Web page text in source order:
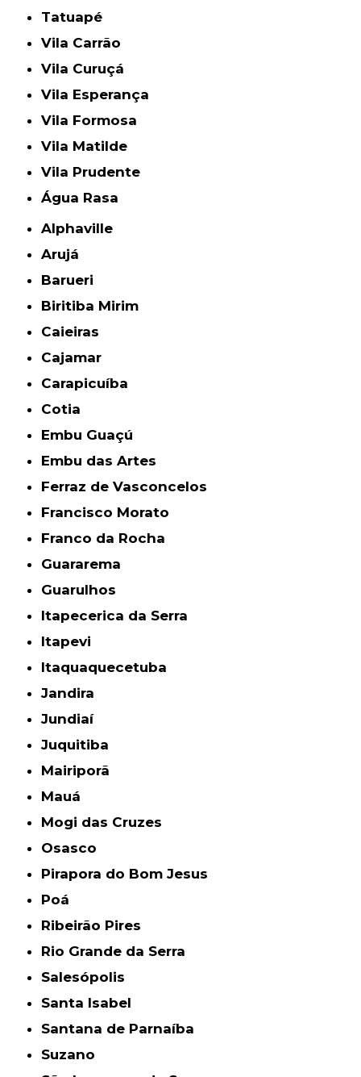
Tatuapé
Vila Carrão
Vila Curuçá
Vila Esperança
Vila Formosa
Vila Matilde
Vila Prudente
Água Rasa
Alphaville
Arujá
Barueri
Biritiba Mirim
Caieiras
Cajamar
Carapicuíba
Cotia
Embu Guaçú
Embu das Artes
Ferraz de Vasconcelos
Francisco Morato
Franco da Rocha
Guararema
Guarulhos
Itapecerica da Serra
Itapevi
Itaquaquecetuba
Jandira
Jundiaí
Juquitiba
Mairiporã
Mauá
Mogi das Cruzes
Osasco
Pirapora do Bom Jesus
Poá
Ribeirão Pires
Rio Grande da Serra
Salesópolis
Santa Isabel
Santana de Parnaíba
Suzano